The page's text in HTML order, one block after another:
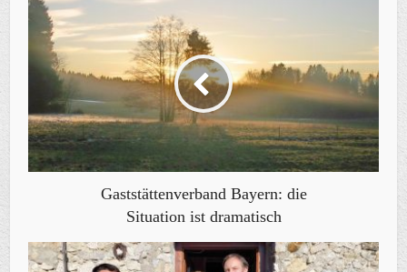
Gaststättenverband Bayern: die
Situation ist dramatisch